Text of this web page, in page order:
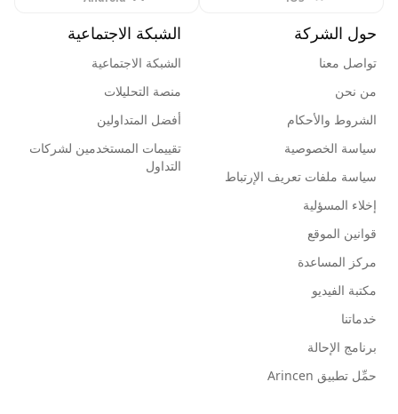
حول الشركة
تواصل معنا
من نحن
الشروط والأحكام
سياسة الخصوصية
سياسة ملفات تعريف الإرتباط
إخلاء المسؤلية
قوانين الموقع
مركز المساعدة
مكتبة الفيديو
خدماتنا
برنامج الإحالة
حمِّل تطبيق Arincen
الشبكة الاجتماعية
الشبكة الاجتماعية
منصة التحليلات
أفضل المتداولين
تقييمات المستخدمين لشركات
التداول